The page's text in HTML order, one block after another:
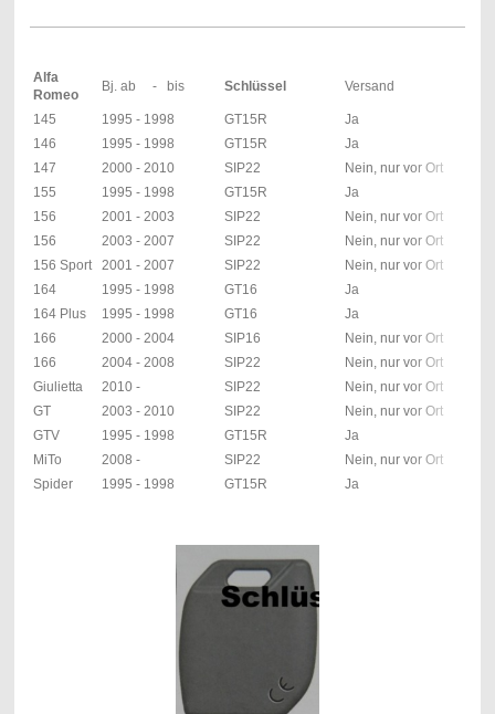
Alfa
Romeo
Bj. ab - bis Schlüssel Versand
145 1995 - 1998 GT15R Ja
146
1995 - 1998 GT15R Ja
147
2000 - 2010 SIP22 Nein, nur vor Ort
155
1995 - 1998 GT15R Ja
156
2001 - 2003 SIP22 Nein, nur vor Ort
156
2003 - 2007 SIP22 Nein, nur vor Ort
156 Sport
2001 - 2007 SIP22 Nein, nur vor Ort
164
1995 - 1998 GT16 Ja
164 Plus
1995 - 1998 GT16 Ja
166
2000 - 2004 SIP16 Nein, nur vor Ort
166
2004 - 2008 SIP22 Nein, nur vor Ort
Giulietta
2010 - SIP22 Nein, nur vor Ort
GT
2003 - 2010 SIP22 Nein, nur vor Ort
GTV
1995 - 1998 GT15R Ja
MiTo
2008 - SIP22 Nein, nur vor Ort
Spider
1995 - 1998 GT15R Ja